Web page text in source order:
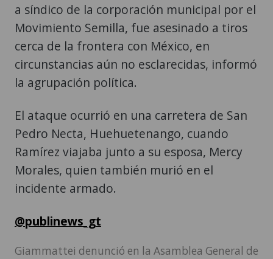
a síndico de la corporación municipal por el
Movimiento Semilla, fue asesinado a tiros
cerca de la frontera con México, en
circunstancias aún no esclarecidas, informó
la agrupación política.
El ataque ocurrió en una carretera de San
Pedro Necta, Huehuetenango, cuando
Ramírez viajaba junto a su esposa, Mercy
Morales, quien también murió en el
incidente armado.
@publinews_gt
Giammattei denunció en la Asamblea General de